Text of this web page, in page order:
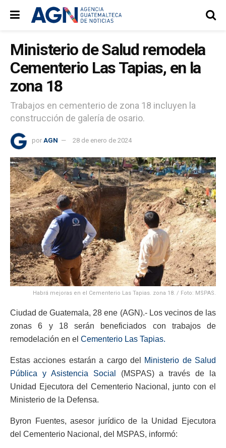
Ministerio de Salud remodela
Cementerio Las Tapias, en la
zona 18
Trabajos en cementerio de zona 18 incluyen la
construcción de galería de osario.
por AGN 28 de enero de 2024
Habrá mejoras en el Cementerio Las Tapias. zona 18. / Foto: MSPAS.
Ciudad de Guatemala, 28 ene (AGN).- Los vecinos de las
zonas 6 y 18 serán beneficiados con trabajos de
remodelación en el Cementerio Las Tapias.
Estas acciones estarán a cargo del
Ministerio de Salud
Pública y Asistencia Social
(MSPAS) a través de la
Unidad Ejecutora del Cementerio Nacional, junto con el
Ministerio de la Defensa.
Byron Fuentes, asesor jurídico de la Unidad Ejecutora
del Cementerio Nacional, del MSPAS, informó: